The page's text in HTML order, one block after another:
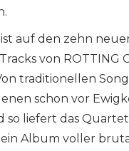
ist auf den zehn
von ROTTING
traditionellen
schon vor
so liefert das
Album voller